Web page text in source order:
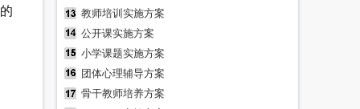
教师培训实施方案
公开课实施方案
小学课题实施方案
团体心理辅导方案
骨干教师培养方案